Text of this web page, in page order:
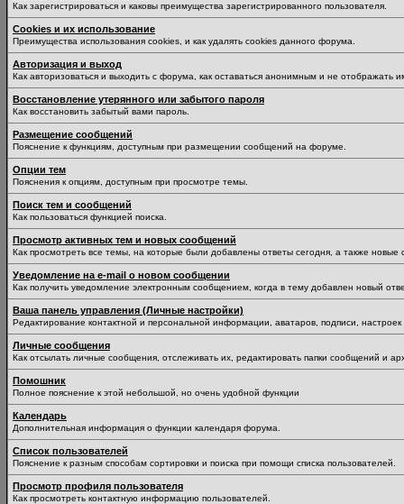
Как зарегистрироваться и каковы преимущества зарегистрированного пользователя.
Cookies и их использование
Преимущества использования cookies, и как удалять cookies данного форума.
Авторизация и выход
Как авторизоваться и выходить с форума, как оставаться анонимным и не отображать
Восстановление утерянного или забытого пароля
Как восстановить забытый вами пароль.
Размещение сообщений
Пояснение к функциям, доступным при размещении сообщений на форуме.
Опции тем
Пояснения к опциям, доступным при просмотре темы.
Поиск тем и сообщений
Как пользоваться функцией поиска.
Просмотр активных тем и новых сообщений
Как просмотреть все темы, на которые были добавлены ответы сегодня, а также
Уведомление на е-mail о новом сообщении
Как получить уведомление электронным сообщением, когда в тему добавлен новый
Ваша панель управления (Личные настройки)
Редактирование контактной и персональной информации, аватаров, подписи,
Личные сообщения
Как отсылать личные сообщения, отслеживать их, редактировать папки сообщений и
Помошник
Полное пояснение к этой небольшой, но очень удобной функции
Календарь
Дополнительная информация о функции календаря форума.
Список пользователей
Пояснение к разным способам сортировки и поиска при помощи списка пользователей.
Просмотр профиля пользователя
Как просмотреть контактную информацию пользователей.